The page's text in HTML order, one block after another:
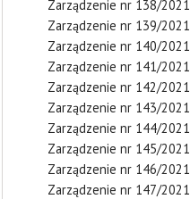
Zarządzenie nr 138/2021
Zarządzenie nr 139/2021
Zarządzenie nr 140/2021
Zarządzenie nr 141/2021
Zarządzenie nr 142/2021
Zarządzenie nr 143/2021
Zarządzenie nr 144/2021
Zarządzenie nr 145/2021
Zarządzenie nr 146/2021
Zarządzenie nr 147/2021